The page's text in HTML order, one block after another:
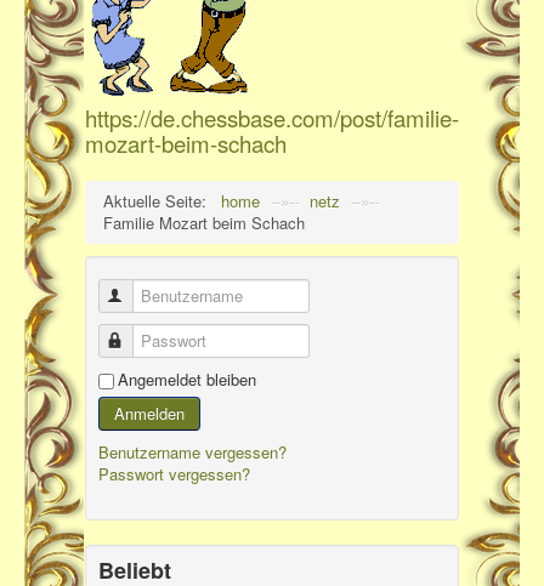
https://de.chessbase.com/post/familie-
mozart-beim-schach
Aktuelle Seite: home --»-- netz --»--
Familie Mozart beim Schach
Benutzername
Passwort
Angemeldet bleiben
Anmelden
Benutzername vergessen?
Passwort vergessen?
Beliebt